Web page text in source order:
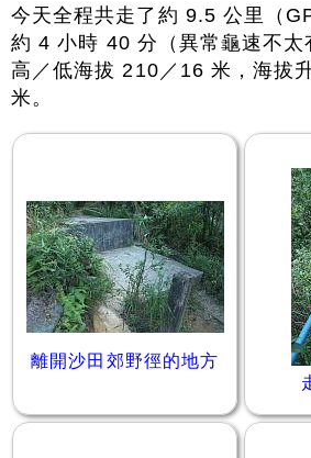
今天全程共走了約 9.5 公里（
約 4 小時 40 分（異常龜速不太
高／低海拔 210／16 米，海拔
米。
離開沙田郊野徑的地方